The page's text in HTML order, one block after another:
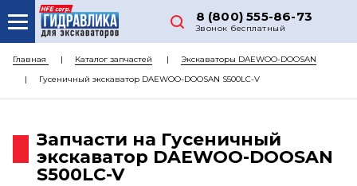
8 (800) 555-86-73
Звонок бесплатный
О НАС
КАТАЛОГ ЗАПЧАСТЕЙ
ДОСТАВКА
Главная Каталог запчастей
Экскаваторы DAEWOO-DOOSAN
Гусеничный экскаватор DAEWOO-DOOSAN S500LC-V
Запчасти на Гусеничный
экскаватор DAEWOO-DOOSAN
S500LC-V